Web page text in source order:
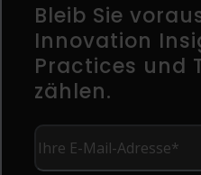
Bleib Sie
Innovation
Practices und
zählen.